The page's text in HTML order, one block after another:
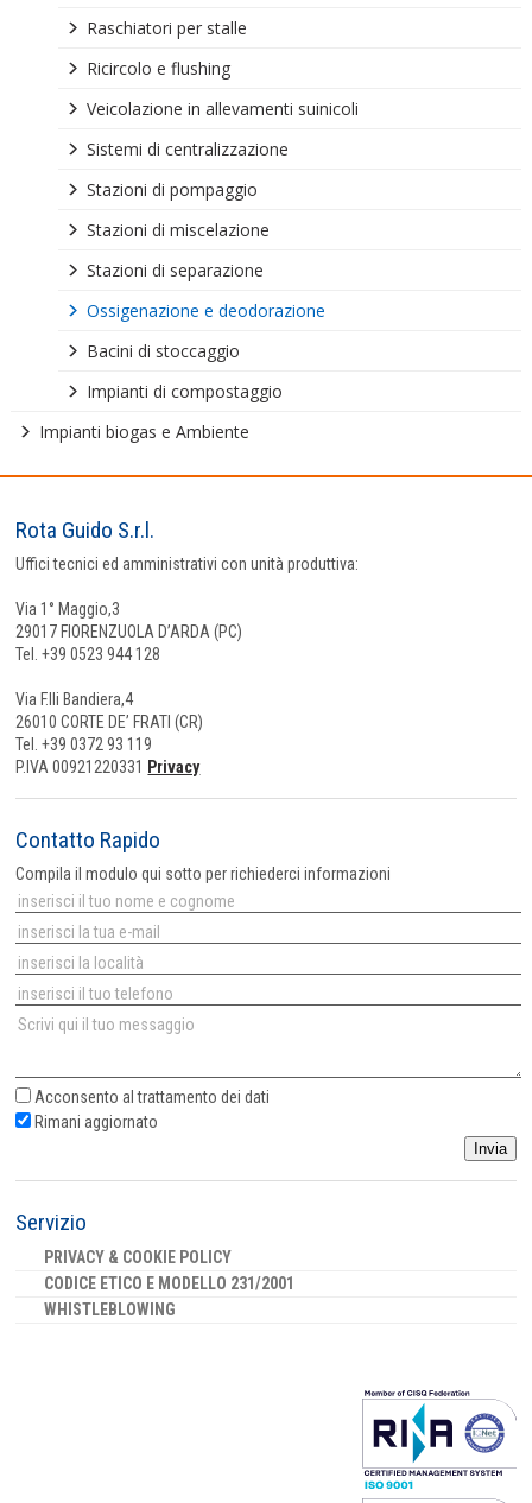
Raschiatori per stalle
Ricircolo e flushing
Veicolazione in allevamenti suinicoli
Sistemi di centralizzazione
Stazioni di pompaggio
Stazioni di miscelazione
Stazioni di separazione
Ossigenazione e deodorazione
Bacini di stoccaggio
Impianti di compostaggio
Impianti biogas e Ambiente
Rota Guido S.r.l.
Uffici tecnici ed amministrativi con unità produttiva:
Via 1° Maggio,3
29017 FIORENZUOLA D’ARDA (PC)
Tel. +39 0523 944 128
Via F.lli Bandiera,4
26010 CORTE DE’ FRATI (CR)
Tel. +39 0372 93 119
P.IVA 00921220331 Privacy
Contatto Rapido
Compila il modulo qui sotto per richiederci informazioni
Acconsento altrattamento dei dati
Rimani aggiornato
Invia
Servizio
PRIVACY & COOKIE POLICY
CODICE ETICO E MODELLO 231/2001
WHISTLEBLOWING